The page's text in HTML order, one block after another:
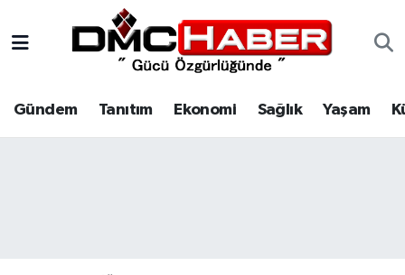
Gündem Tanıtım Ekonomi Sağlık Yaşam
Tanıtım
Nöbetçi Eczaneler
Hava Durumu